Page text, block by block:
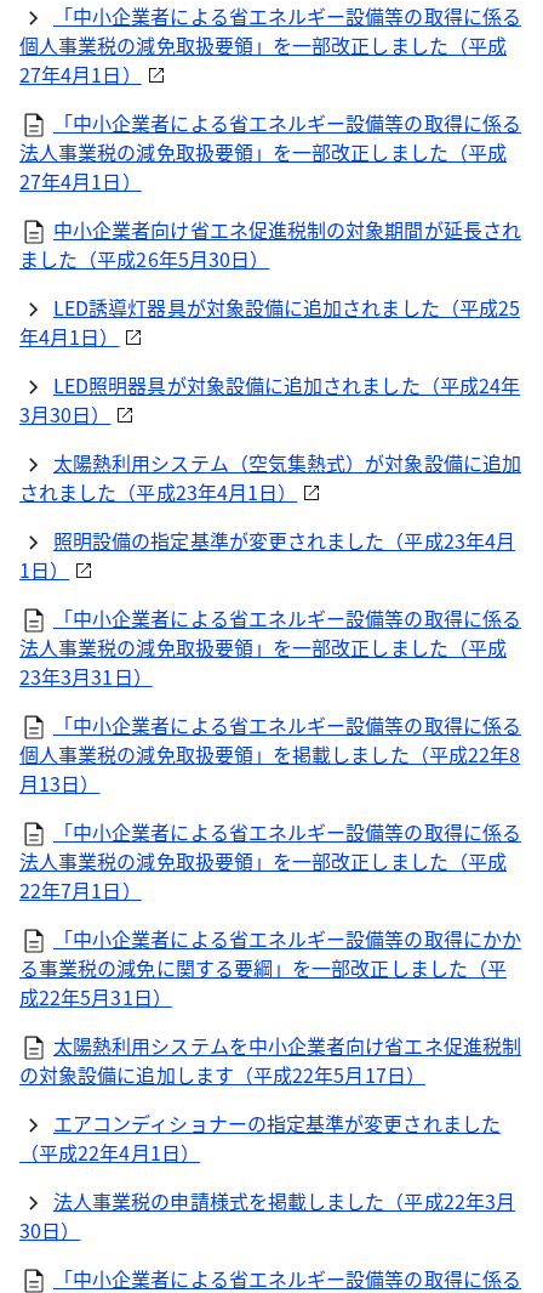
「中小企業者による省エネルギー設備等の取得に係る
個人事業税の減免取扱要領」を一部改正しました（平成
27年4月1日）
「中小企業者による省エネルギー設備等の取得に係る
法人事業税の減免取扱要領」を一部改正しました（平成
27年4月1日）
中小企業者向け省エネ促進税制の対象期間が延長され
ました（平成26年5月30日）
LED誘導灯器具が対象設備に追加されました（平成25
年4月1日）
LED照明器具が対象設備に追加されました（平成24年
3月30日）
太陽熱利用システム（空気集熱式）が対象設備に追加
されました（平成23年4月1日）
照明設備の指定基準が変更されました（平成23年4月
1日）
「中小企業者による省エネルギー設備等の取得に係る
法人事業税の減免取扱要領」を一部改正しました（平成
23年3月31日）
「中小企業者による省エネルギー設備等の取得に係る
個人事業税の減免取扱要領」を掲載しました（平成22年8
月13日）
「中小企業者による省エネルギー設備等の取得に係る
法人事業税の減免取扱要領」を一部改正しました（平成
22年7月1日）
「中小企業者による省エネルギー設備等の取得にかか
る事業税の減免に関する要綱」を一部改正しました（平
成22年5月31日）
太陽熱利用システムを中小企業者向け省エネ促進税制
の対象設備に追加します（平成22年5月17日）
エアコンディショナーの指定基準が変更されました
（平成22年4月1日）
法人事業税の申請様式を掲載しました（平成22年3月
30日）
「中小企業者による省エネルギー設備等の取得に係る